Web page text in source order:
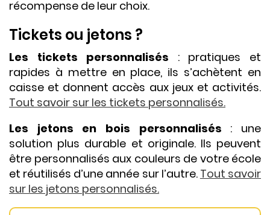
récompense de leur choix.
Tickets ou jetons ?
Les tickets personnalisés : pratiques et
rapides à mettre en place, ils s’achètent en
caisse et donnent accès aux jeux et activités.
Tout savoir sur les tickets personnalisés.
Les jetons en bois personnalisés : une
solution plus durable et originale. Ils peuvent
être personnalisés aux couleurs de votre école
et réutilisés d’une année sur l’autre. Tout savoir
sur les jetons personnalisés.